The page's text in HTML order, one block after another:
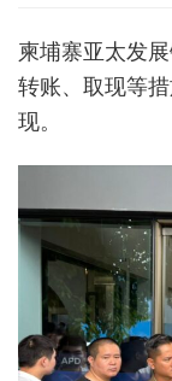
柬埔寨亚太发
转账、取现等
现。